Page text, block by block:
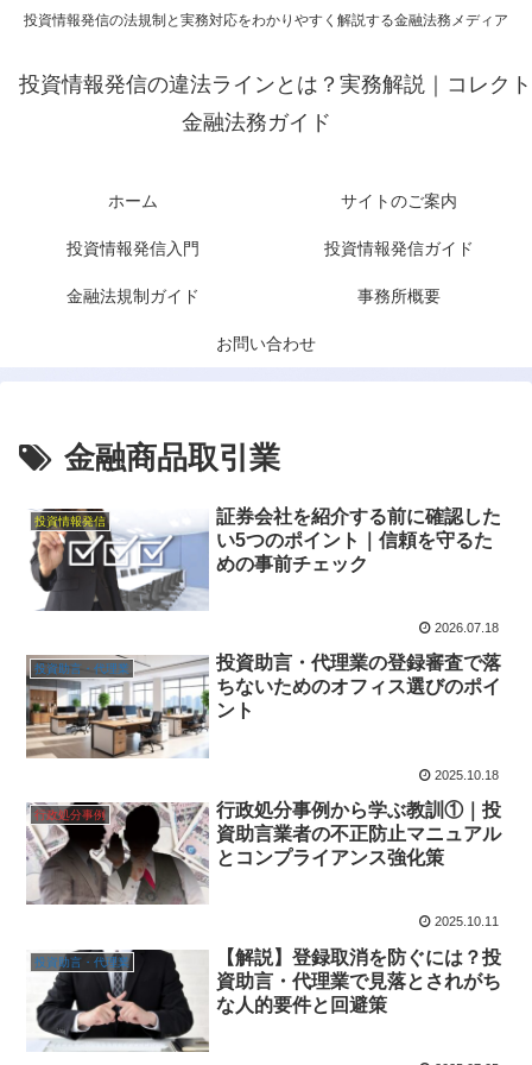
投資情報発信の法規制と実務対応をわかりやすく解説する金融法務メディア
投資情報発信の違法ラインとは？実務解説｜コレクト
金融法務ガイド
ホーム サイトのご案内
投資情報発信入門 投資情報発信ガイド
金融法規制ガイド 事務所概要
お問い合わせ
金融商品取引業
投資情報発信
証券会社を紹介する前に確認した
い5つのポイント｜信頼を守るた
めの事前チェック
2026.07.18
投資助言・代理業
投資助言・代理業の登録審査で落
ちないためのオフィス選びのポイ
ント
2025.10.18
行政処分事例
行政処分事例から学ぶ教訓①｜投
資助言業者の不正防止マニュアル
とコンプライアンス強化策
2025.10.11
投資助言・代理業
【解説】登録取消を防ぐには？投
資助言・代理業で見落とされがち
な人的要件と回避策